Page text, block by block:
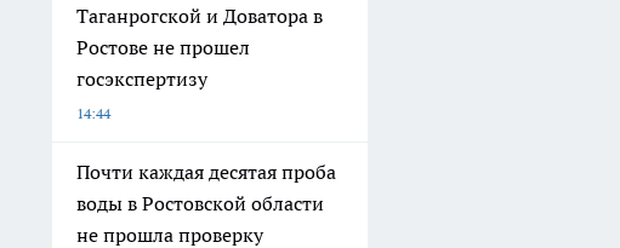
Таганрогской и Доватора в
Ростове не прошел
госэкспертизу
14:44
Почти каждая десятая проба
воды в Ростовской области
не прошла проверку